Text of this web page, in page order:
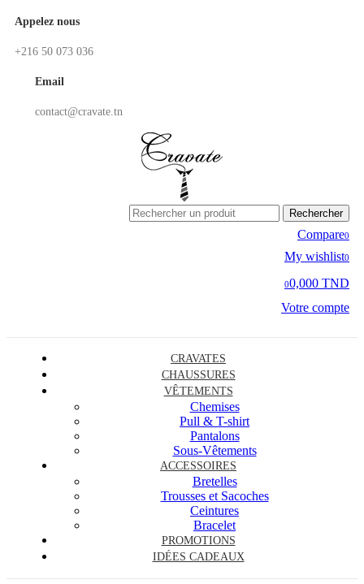
Appelez nous
+216 50 073 036
Email
contact@cravate.tn
Rechercher
Compare0
My wishlist0
00,000 TND
Votre compte
CRAVATES
CHAUSSURES
VÊTEMENTS
Chemises
Pull & T-shirt
Pantalons
Sous-Vêtements
ACCESSOIRES
Bretelles
Trousses et Sacoches
Ceintures
Bracelet
PROMOTIONS
IDÉES CADEAUX